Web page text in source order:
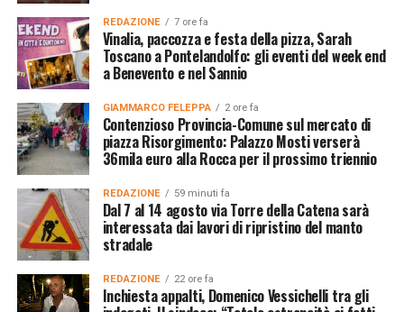
REDAZIONE 7 ore fa
Vinalia, paccozza e festa della pizza, Sarah
Toscano a Pontelandolfo: gli eventi del week end
a Benevento e nel Sannio
GIAMMARCO FELEPPA 2 ore fa
Contenzioso Provincia-Comune sul mercato di
piazza Risorgimento: Palazzo Mosti verserà
36mila euro alla Rocca per il prossimo triennio
REDAZIONE 59 minuti fa
Dal 7 al 14 agosto via Torre della Catena sarà
interessata dai lavori di ripristino del manto
stradale
REDAZIONE 22 ore fa
Inchiesta appalti, Domenico Vessichelli tra gli